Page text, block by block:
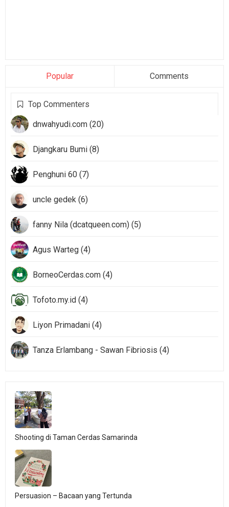
Popular Comments
Top Commenters
dnwahyudi.com (20)
Djangkaru Bumi (8)
Penghuni 60 (7)
uncle gedek (6)
fanny Nila (dcatqueen.com) (5)
Agus Warteg (4)
BorneoCerdas.com (4)
Tofoto.my.id (4)
Liyon Primadani (4)
Tanza Erlambang - Sawan Fibriosis (4)
Shooting di Taman Cerdas Samarinda
Persuasion – Bacaan yang Tertunda